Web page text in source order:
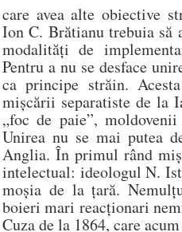
care avea alte obiective
Ion C. Brătianu trebuia să
modalităţi de
Pentru a nu se desface
ca principe străin.
mişcării separatiste de la
„foc de paie”,
Unirea nu se mai putea
Anglia. În primul rând
intelectual: ideologul N.
moşia de la ţară.
boieri mari reacţionari
Cuza de la 1864, care